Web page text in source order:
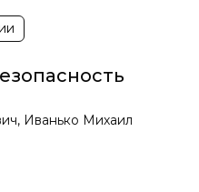
Иванько Михаил